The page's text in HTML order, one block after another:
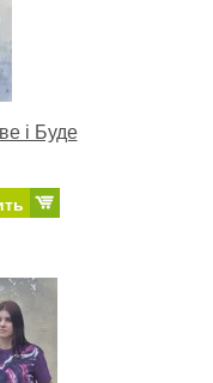
і Буде